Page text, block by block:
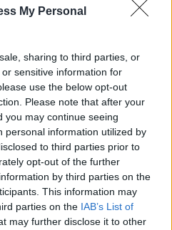
My Personal
sharing to third parties, or
sensitive information for
use the below opt-out
Please note that after your
you may continue seeing
personal information utilized by
to third parties prior to
opt-out of the further
by third parties on the
This information may
parties on the IAB’s List of
may further disclose it to other
στενού: Όταν το
ότι η παγκόσμια οικονομία
από έναν στενό θαλάσσιο